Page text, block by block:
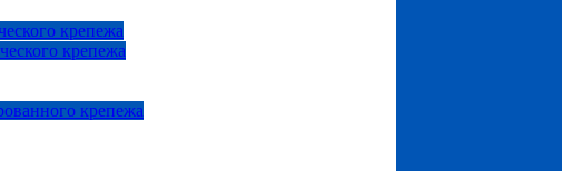
крепежа
крепежа
крепежа